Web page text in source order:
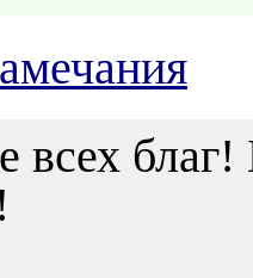
всех